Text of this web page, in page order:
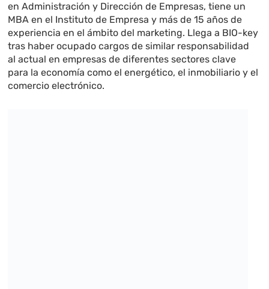
en Administración y Dirección de Empresas, tiene un
MBA en el Instituto de Empresa y más de 15 años de
experiencia en el ámbito del marketing. Llega a BIO-key
tras haber ocupado cargos de similar responsabilidad
al actual en empresas de diferentes sectores clave
para la economía como el energético, el inmobiliario y el
comercio electrónico.